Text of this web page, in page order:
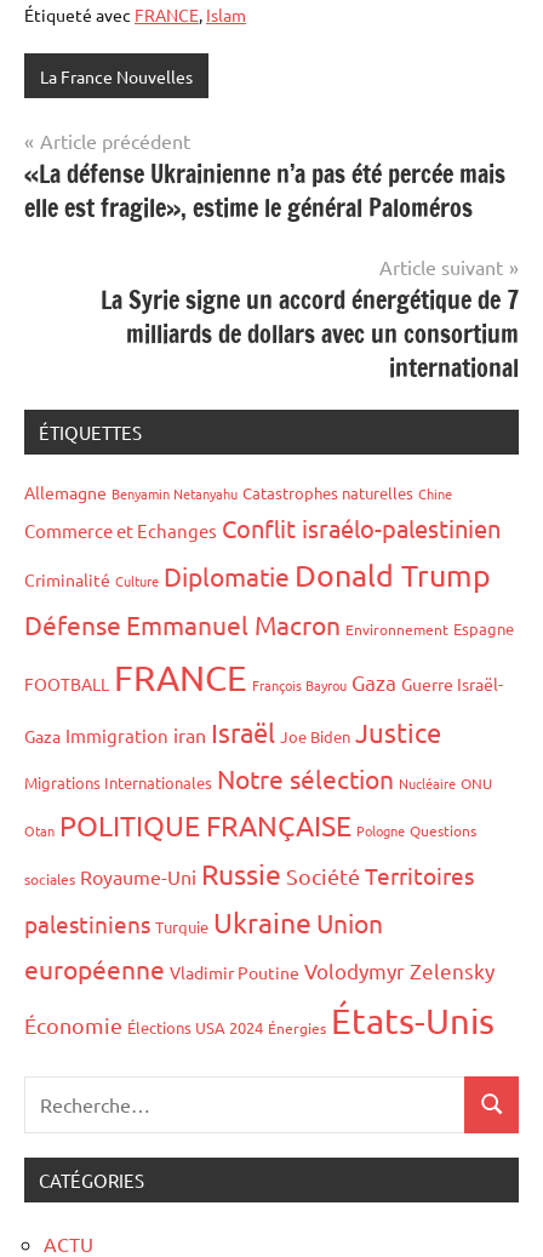
Étiqueté avec FRANCE, Islam
La France Nouvelles
Navigation
de
l’article
Article précédent
«La défense Ukrainienne n’a pas été percée mais
elle est fragile», estime le général Paloméros
Article suivant
La Syrie signe un accord énergétique de 7
milliards de dollars avec un consortium
international
ÉTIQUETTES
Allemagne Benyamin Netanyahu Catastrophes naturelles Chine
Commerce et Echanges Conflit israélo-palestinien
Criminalité Culture Diplomatie Donald Trump
Défense Emmanuel Macron Environnement Espagne
FOOTBALL FRANCE François Bayrou Gaza Guerre Israël-
Gaza Immigration iran Israël Joe Biden Justice
Migrations Internationales Notre sélection Nucléaire ONU
Otan POLITIQUE FRANÇAISE Pologne Questions
sociales Royaume-Uni Russie Société Territoires
palestiniens Turquie Ukraine Union
européenne Vladimir Poutine Volodymyr Zelensky
Économie Élections USA 2024 Énergies États-Unis
CATÉGORIES
ACTU